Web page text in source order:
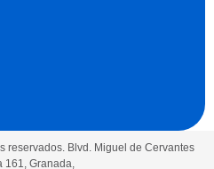
reservados. Blvd. Miguel de Cervantes
161, Granada,